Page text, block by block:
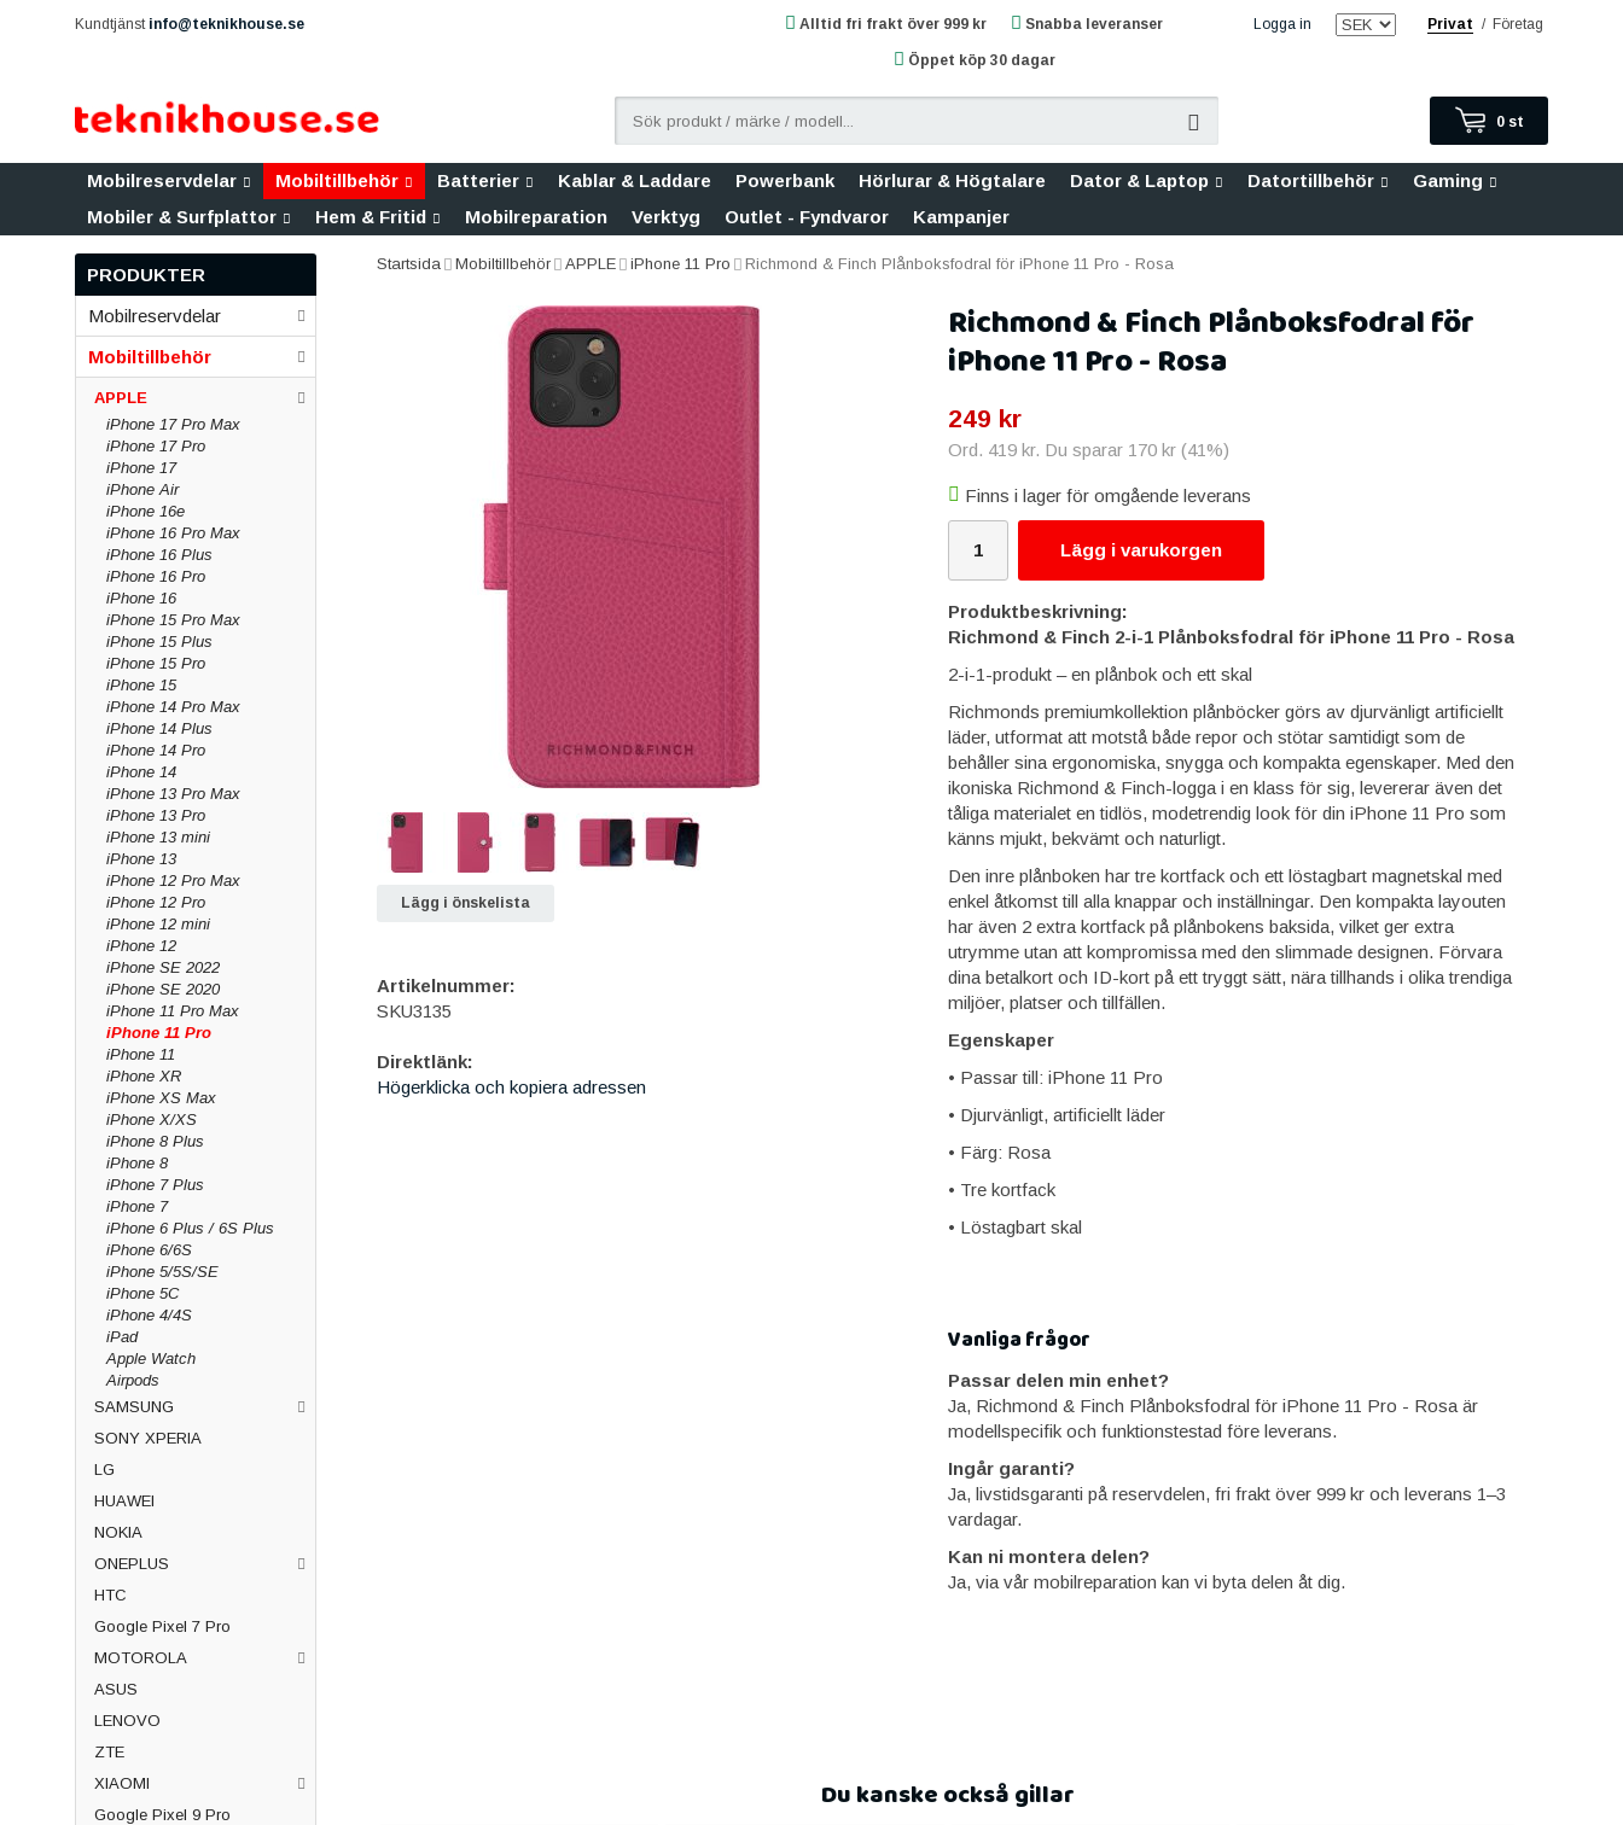
Kundtjänst info@teknikhouse.se Logga in Privat / Företag
Alltid fri frakt över 999 kr Snabba leveranser
Öppet köp 30 dagar
0 st
Mobilreservdelar Mobiltillbehör Batterier Kablar & Laddare Powerbank Hörlurar & Högtalare Dator & Laptop Datortillbehör
Gaming
Mobiler & Surfplattor
Hem & Fritid Mobilreparation Verktyg Outlet - Fyndvaror Kampanjer
PRODUKTER
Mobilreservdelar
Mobiltillbehör
APPLE
iPhone 17 Pro Max
iPhone 17 Pro
iPhone 17
iPhone Air
iPhone 16e
iPhone 16 Pro Max
iPhone 16 Plus
iPhone 16 Pro
iPhone 16
iPhone 15 Pro Max
iPhone 15 Plus
iPhone 15 Pro
iPhone 15
iPhone 14 Pro Max
iPhone 14 Plus
iPhone 14 Pro
iPhone 14
iPhone 13 Pro Max
iPhone 13 Pro
iPhone 13 mini
iPhone 13
iPhone 12 Pro Max
iPhone 12 Pro
iPhone 12 mini
iPhone 12
iPhone SE 2022
iPhone SE 2020
iPhone 11 Pro Max
iPhone 11 Pro
iPhone 11
iPhone XR
iPhone XS Max
iPhone X/XS
iPhone 8 Plus
iPhone 8
iPhone 7 Plus
iPhone 7
iPhone 6 Plus / 6S Plus
iPhone 6/6S
iPhone 5/5S/SE
iPhone 5C
iPhone 4/4S
iPad
Apple Watch
Airpods
SAMSUNG
SONY XPERIA
LG
HUAWEI
NOKIA
ONEPLUS
HTC
Google Pixel 7 Pro
MOTOROLA
ASUS
LENOVO
ZTE
XIAOMI
Google Pixel 9 Pro
Startsida Mobiltillbehör APPLE iPhone 11 Pro Richmond & Finch Plånboksfodral för iPhone 11 Pro - Rosa
Richmond & Finch Plånboksfodral för
iPhone 11 Pro - Rosa
249 kr
Ord. 419 kr. Du sparar 170 kr(41%)
Finns i lager för omgående leverans
Lägg i varukorgen
Produktbeskrivning:
Richmond & Finch 2-i-1 Plånboksfodral för iPhone 11 Pro - Rosa
2-i-1-produkt – en plånbok och ett skal
Richmonds premiumkollektion plånböcker görs av djurvänligt artificiellt
läder, utformat att motstå både repor och stötar samtidigt som de
behåller sina ergonomiska, snygga och kompakta egenskaper. Med den
ikoniska Richmond & Finch-logga i en klass för sig, levererar även det
tåliga materialet en tidlös, modetrendig look för din iPhone 11 Pro som
känns mjukt, bekvämt och naturligt.
Den inre plånboken har tre kortfack och ett löstagbart magnetskal med
enkel åtkomst till alla knappar och inställningar. Den kompakta layouten
har även 2 extra kortfack på plånbokens baksida, vilket ger extra
utrymme utan att kompromissa med den slimmade designen. Förvara
dina betalkort och ID-kort på ett tryggt sätt, nära tillhands i olika trendiga
miljöer, platser och tillfällen.
Egenskaper
• Passar till: iPhone 11 Pro
• Djurvänligt, artificiellt läder
• Färg: Rosa
• Tre kortfack
• Löstagbart skal
Vanliga frågor
Passar delen min enhet?
Ja, Richmond & Finch Plånboksfodral för iPhone 11 Pro - Rosa är
modellspecifik och funktionstestad före leverans.
Ingår garanti?
Ja, livstidsgaranti på reservdelen, fri frakt över 999 kr och leverans 1–3
vardagar.
Kan ni montera delen?
Ja, via vår mobilreparation kan vi byta delen åt dig.
Lägg i önskelista
Artikelnummer:
SKU3135
Direktlänk:
Högerklicka och kopiera adressen
Du kanske också gillar